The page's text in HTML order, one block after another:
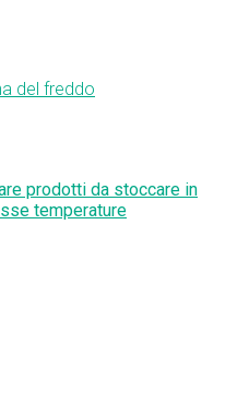
del freddo
prodotti da stoccare in
temperature